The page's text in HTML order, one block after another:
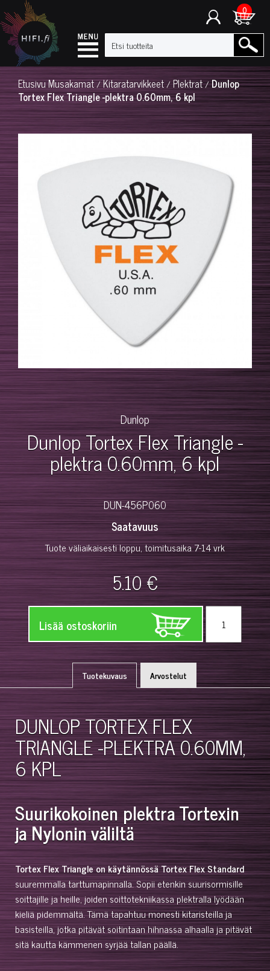
0
EtusivuMusakamat/Kitaratarvikkeet/Plektrat/Dunlop
Tortex Flex Triangle -plektra 0.60mm, 6 kpl
Dunlop
Dunlop Tortex Flex Triangle -
plektra 0.60mm, 6 kpl
DUN-456P060
Saatavuus
Tuote väliaikaisesti loppu, toimitusaika 7-14 vrk
5.10 €
Lisää ostoskoriin
Tuotekuvaus Arvostelut
DUNLOP TORTEX FLEX
TRIANGLE -PLEKTRA 0.60MM,
6 KPL
Suurikokoinen plektra Tortexin
ja Nylonin väliltä
Tortex Flex Triangle on käytännössä Tortex Flex Standard
suuremmalla tarttumapinnalla. Sopii etenkin suurisormisille
soittajille ja heille, joiden soittotekniikassa plektralla lyödään
kieliä pidemmältä. Tämä tapahtuu monesti kitaristeilla ja
basisteilla, jotka pitävät soitintaan hihnassa alhaalla ja pitävät
sitä kautta kämmenen syrjää tallan päällä.